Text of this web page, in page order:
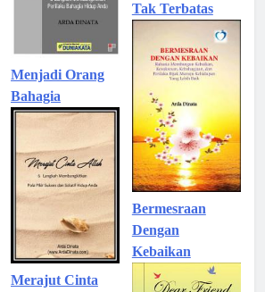
Menjadi Orang
Bahagia
Merajut Cinta
Tak Terbatas
Bermesraan
Dengan
Kebaikan